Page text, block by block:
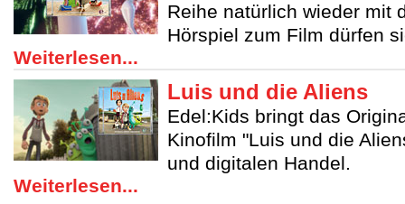
Reihe natürlich wieder mit
Hörspiel zum Film dürfen
Weiterlesen...
Luis und die Aliens
Edel:Kids bringt das
Kinofilm "Luis und die
und digitalen Handel.
Weiterlesen...